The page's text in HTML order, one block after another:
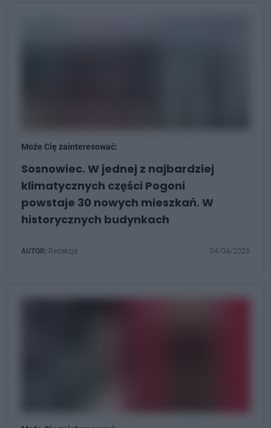
Może Cię zainteresować:
Sosnowiec. W jednej z najbardziej
klimatycznych części Pogoni
powstaje 30 nowych mieszkań. W
historycznych budynkach
AUTOR: Redakcja 04/04/2025